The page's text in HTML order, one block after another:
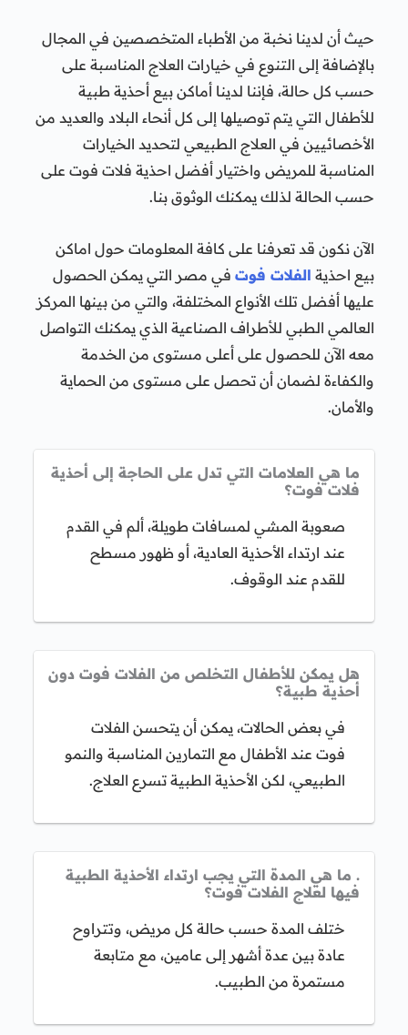
حيث أن لدينا نخبة من الأطباء المتخصصين في المجال
بالإضافة إلى التنوع في خيارات العلاج المناسبة على
حسب كل حالة، فإننا لدينا أماكن بيع أحذية طبية
للأطفال التي يتم توصيلها إلى كل أنحاء البلاد والعديد من
الأخصائيين في العلاج الطبيعي لتحديد الخيارات
المناسبة للمريض واختيار أفضل احذية فلات فوت على
حسب الحالة لذلك يمكنك الوثوق بنا.
الآن نكون قد تعرفنا على كافة المعلومات حول اماكن
بيع احذية الفلات فوتفي مصر التي يمكن الحصول
عليها أفضل تلك الأنواع المختلفة، والتي من بينها المركز
العالمي الطبي للأطراف الصناعية الذي يمكنك التواصل
معه الآن للحصول على أعلى مستوى من الخدمة
والكفاءة لضمان أن تحصل على مستوى من الحماية
والأمان.
ما هي العلامات التي تدل على الحاجة إلى أحذية
فلات فوت؟
صعوبة المشي لمسافات طويلة، ألم في القدم
عند ارتداء الأحذية العادية، أو ظهور مسطح
للقدم عند الوقوف.
هل يمكن للأطفال التخلص من الفلات فوت دون
أحذية طبية؟
في بعض الحالات، يمكن أن يتحسن الفلات
فوت عند الأطفال مع التمارين المناسبة والنمو
الطبيعي، لكن الأحذية الطبية تسرع العلاج.
. ما هي المدة التي يجب ارتداء الأحذية الطبية
فيها لعلاج الفلات فوت؟
ختلف المدة حسب حالة كل مريض، وتتراوح
عادة بين عدة أشهر إلى عامين، مع متابعة
مستمرة من الطبيب.